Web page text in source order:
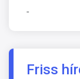
-
Friss